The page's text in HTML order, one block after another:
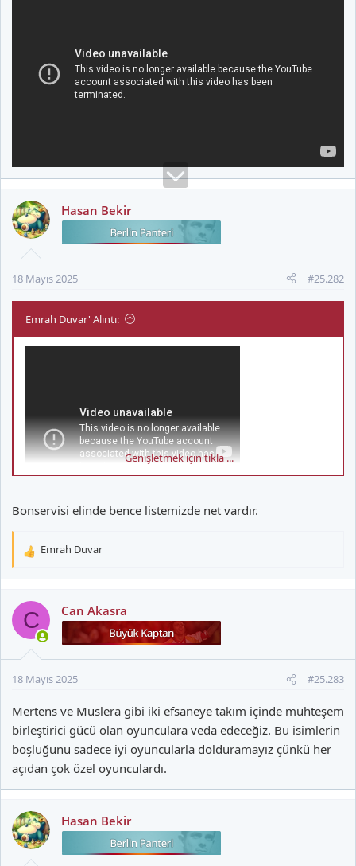
Hasan Bekir
18 Mayıs 2025 #25.282
Emrah Duvar' Alıntı:
Genişletmek için tıkla ...
Bonservisi elinde bence listemizde net vardır.
T
k
i
l
:
Emrah Duvar
C Can Akasra
18 Mayıs 2025 #25.283
Mertens ve Muslera gibi iki efsaneye takım içinde muhteşem
birleştirici gücü olan oyunculara veda edeceğiz. Bu isimlerin
boşluğunu sadece iyi oyuncularla dolduramayız çünkü her
açıdan çok özel oyunculardı.
Hasan Bekir